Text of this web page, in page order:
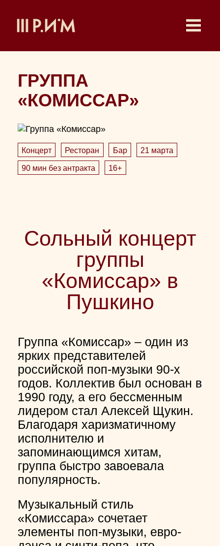
ГРУППА
«КОМИССАР»
Концерт Ресторан Бар
21 марта
90 мин без антракта
16+
Сольный концерт
группы
«Комиссар» в
Пушкино
Группа «Комиссар» – один из
ярких представителей
российской поп-музыки 90-х
годов. Коллектив был основан в
1990 году, а его бессменным
лидером стал Алексей Щукин.
Благодаря харизматичному
исполнителю и
запоминающимся хитам,
группа быстро завоевала
популярность.
Музыкальный стиль
«Комиссара» сочетает
элементы поп-музыки, евро-